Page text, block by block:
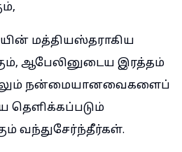
மத்தியஸ்தராகிய
ஆபேலினுடைய இரத்தம்
நன்மையானவைகளைப்
தெளிக்கப்படும்
வந்துசேர்ந்தீர்கள்.